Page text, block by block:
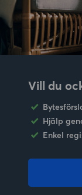
Vill du
Hjälp
Enkel